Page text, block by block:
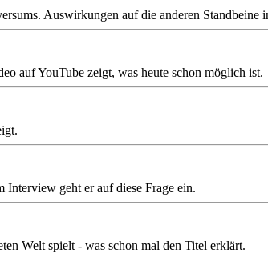
Auswirkungen auf die anderen Standbeine
auf YouTube zeigt, was heute schon möglich ist.
geht er auf diese Frage ein.
Welt spielt - was schon mal den Titel erklärt.